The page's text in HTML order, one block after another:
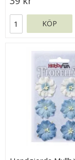
KÖP